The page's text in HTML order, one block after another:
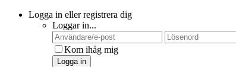
Logga in eller registrera dig
Loggar in...
Kom ihåg mig
Logga in